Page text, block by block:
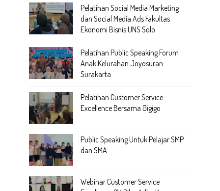
Pelatihan Social Media Marketing
dan Social Media Ads Fakultas
Ekonomi Bisnis UNS Solo
Pelatihan Public Speaking Forum
Anak Kelurahan Joyosuran
Surakarta
Pelatihan Customer Service
Excellence Bersama Gigigo
Public Speaking Untuk Pelajar SMP
dan SMA
Webinar Customer Service